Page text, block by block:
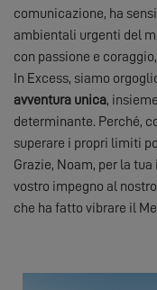
comunicazione, ha
ambientali urgenti del
con passione e
In Excess, siamo
avventura unica,
determinante. Perché,
superare i propri limiti
Grazie, Noam, per la
vostro impegno al
che ha fatto vibrare il